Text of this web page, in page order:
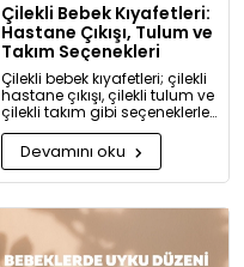
Çilekli Bebek Kıyafetleri:
Hastane Çıkışı, Tulum ve
Takım Seçenekleri
Çilekli bebek kıyafetleri; çilekli
hastane çıkışı, çilekli tulum ve
çilekli takım gibi seçeneklerle
bebeğinize tatlılık katıyor. Kız
ve erkek bebekler için özel
tasarlanmış, organik
pamuktan üretilmiş şık ve
Devamını oku